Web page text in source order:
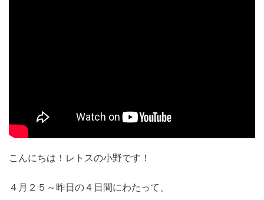
こんにちは！レトスの小野です！
４月２５～昨日の４日間にわたって、